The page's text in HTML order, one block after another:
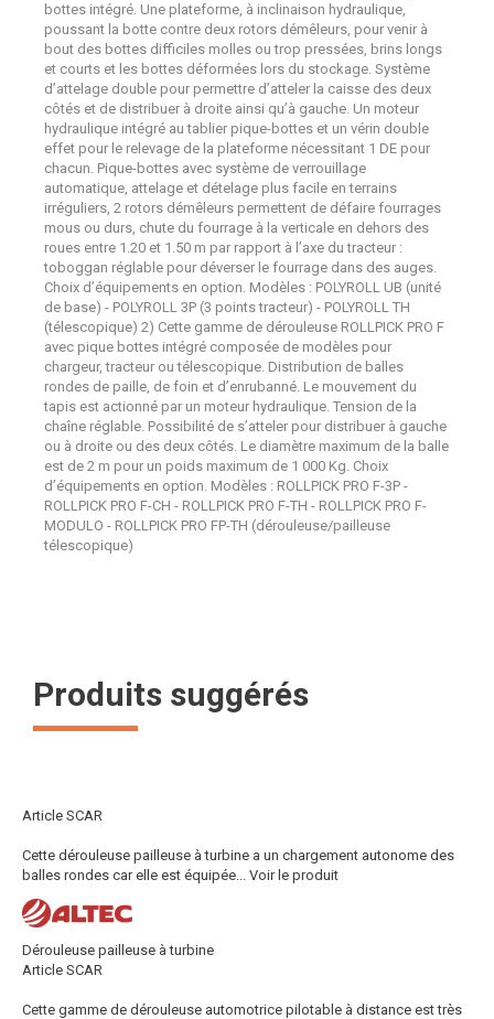
bottes intégré. Une plateforme, à inclinaison hydraulique,
poussant la botte contre deux rotors démêleurs, pour venir à
bout des bottes difficiles molles ou trop pressées, brins longs
et courts et les bottes déformées lors du stockage. Système
d’attelage double pour permettre d’atteler la caisse des deux
côtés et de distribuer à droite ainsi qu’à gauche. Un moteur
hydraulique intégré au tablier pique-bottes et un vérin double
effet pour le relevage de la plateforme nécessitant 1 DE pour
chacun. Pique-bottes avec système de verrouillage
automatique, attelage et dételage plus facile en terrains
irréguliers, 2 rotors démêleurs permettent de défaire fourrages
mous ou durs, chute du fourrage à la verticale en dehors des
roues entre 1.20 et 1.50 m par rapport à l’axe du tracteur :
toboggan réglable pour déverser le fourrage dans des auges.
Choix d’équipements en option. Modèles : POLYROLL UB (unité
de base) - POLYROLL 3P (3 points tracteur) - POLYROLL TH
(télescopique) 2) Cette gamme de dérouleuse ROLLPICK PRO F
avec pique bottes intégré composée de modèles pour
chargeur, tracteur ou télescopique. Distribution de balles
rondes de paille, de foin et d’enrubanné. Le mouvement du
tapis est actionné par un moteur hydraulique. Tension de la
chaîne réglable. Possibilité de s’atteler pour distribuer à gauche
ou à droite ou des deux côtés. Le diamètre maximum de la balle
est de 2 m pour un poids maximum de 1 000 Kg. Choix
d’équipements en option. Modèles : ROLLPICK PRO F-3P -
ROLLPICK PRO F-CH - ROLLPICK PRO F-TH - ROLLPICK PRO F-
MODULO - ROLLPICK PRO FP-TH (dérouleuse/pailleuse
télescopique)
Produits suggérés
Article SCAR
Cette dérouleuse pailleuse à turbine a un chargement autonome des
balles rondes car elle est équipée... Voir le produit
Dérouleuse pailleuse à turbine
Article SCAR
Cette gamme de dérouleuse automotrice pilotable à distance est très